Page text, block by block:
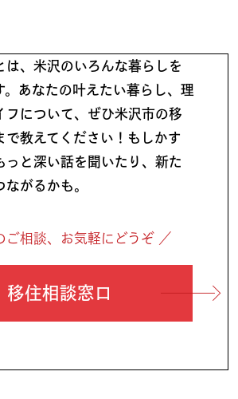
は、米沢のいろんな暮らしを
。あなたの叶えたい暮らし、理
フについて、ぜひ米沢市の移
で教えてください！もしかす
っと深い話を聞いたり、新た
がるかも。
ご相談、お気軽にどうぞ ／
移住相談窓口